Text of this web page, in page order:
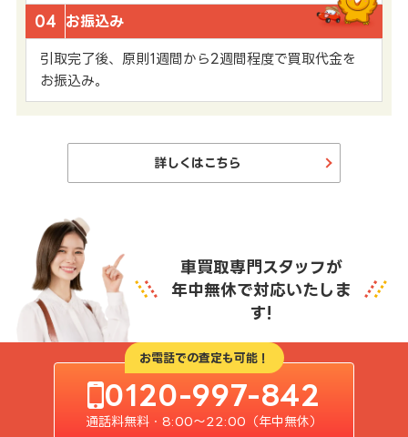
04 お振込み
引取完了後、原則1週間から2週間程度で買取代金を
お振込み。
詳しくはこちら
車買取専門スタッフが
年中無休で対応いたしま
す!
お電話での査定も可能！
0120-997-842
通話料無料・8:00〜22:00（年中無休）